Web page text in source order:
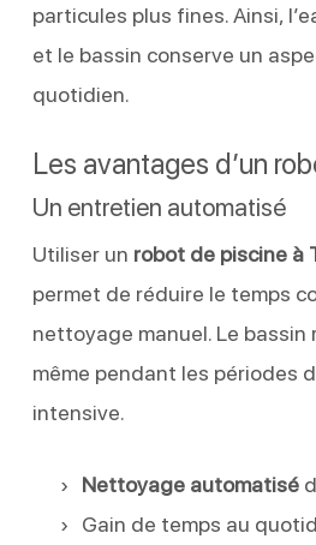
particules plus fines. Ainsi,
et le bassin conserve un
quotidien.
Les avantages d’un
Un entretien automatisé
Utiliser un robot de piscine à
permet de réduire le temps
nettoyage manuel. Le bassin
même pendant les périodes
intensive.
Nettoyage automatisé
Gain de temps au